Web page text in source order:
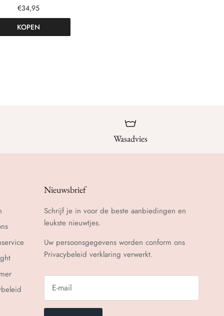
€34,95
KOPEN
Wasadvies
Nieuwsbrief
Schrijf je in voor de beste aanbiedingen en
leukste nieuwtjes.
Uw persoonsgegevens worden conform ons
Privacybeleid verklaring verwerkt.